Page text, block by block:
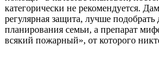
категорически не рекомендуется.
регулярная защита, лучше
планирования семьи, а препарат
всякий пожарный», от которого